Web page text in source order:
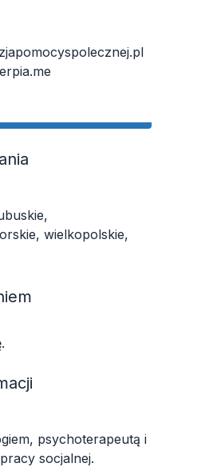
wielkopolskie,
psychoterapeutą i
socjalnej.